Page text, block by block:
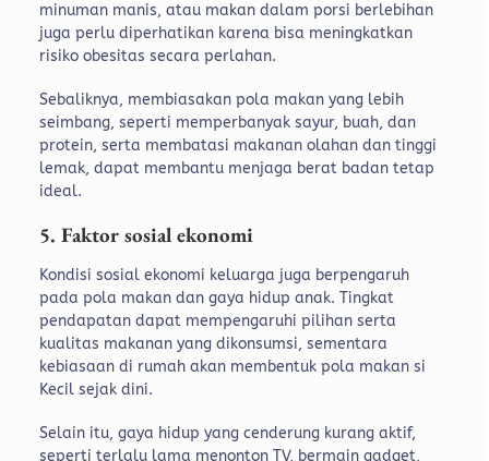
minuman manis, atau makan dalam porsi berlebihan
juga perlu diperhatikan karena bisa meningkatkan
risiko obesitas secara perlahan.
Sebaliknya, membiasakan pola makan yang lebih
seimbang, seperti memperbanyak sayur, buah, dan
protein, serta membatasi makanan olahan dan tinggi
lemak, dapat membantu menjaga berat badan tetap
ideal.
5. Faktor sosial ekonomi
Kondisi sosial ekonomi keluarga juga berpengaruh
pada pola makan dan gaya hidup anak. Tingkat
pendapatan dapat mempengaruhi pilihan serta
kualitas makanan yang dikonsumsi, sementara
kebiasaan di rumah akan membentuk pola makan si
Kecil sejak dini.
Selain itu, gaya hidup yang cenderung kurang aktif,
seperti terlalu lama menonton TV, bermain gadget,